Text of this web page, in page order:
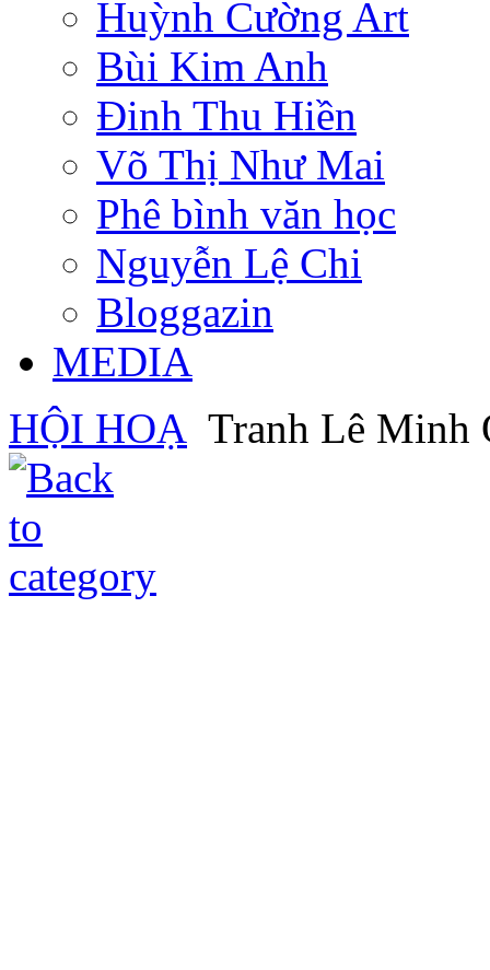
Huỳnh Cường Art
Bùi Kim Anh
Đinh Thu Hiền
Võ Thị Như Mai
Phê bình văn học
Nguyễn Lệ Chi
Bloggazin
MEDIA
HỘI HOẠ Tranh Lê Minh